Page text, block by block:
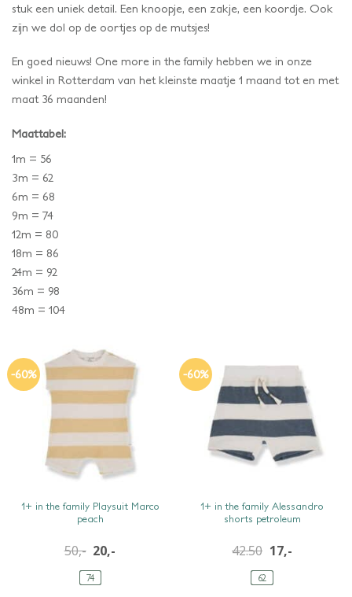
stuk een uniek detail. Een knoopje, een zakje, een koordje. Ook
zijn we dol op de oortjes op de mutsjes!
En goed nieuws! One more in the family hebben we in onze
winkel in Rotterdam van het kleinste maatje 1 maand tot en met
maat 36 maanden!
Maattabel:
1m = 56
3m = 62
6m = 68
9m = 74
12m = 80
18m = 86
24m = 92
36m = 98
48m = 104
-60%
SNEL BEKIJKEN
74
1+ in the family Playsuit Marco
peach
50,- 20,-
-60%
SNEL BEKIJKEN
62
1+ in the family Alessandro
shorts petroleum
42.50 17,-